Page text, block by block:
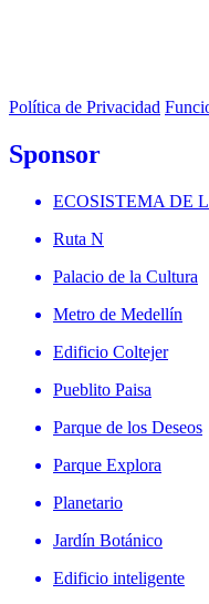
Política de Privacidad
Sponsor
ECOSISTEMA DE
Ruta N
Palacio de la Cultura
Metro de Medellín
Edificio Coltejer
Pueblito Paisa
Parque de los Deseos
Parque Explora
Planetario
Jardín Botánico
Edificio inteligente